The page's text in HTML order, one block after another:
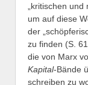
„kritischen
um auf diese
der
zu finden (S.
die von Marx
Kapital-Bände
schreiben zu